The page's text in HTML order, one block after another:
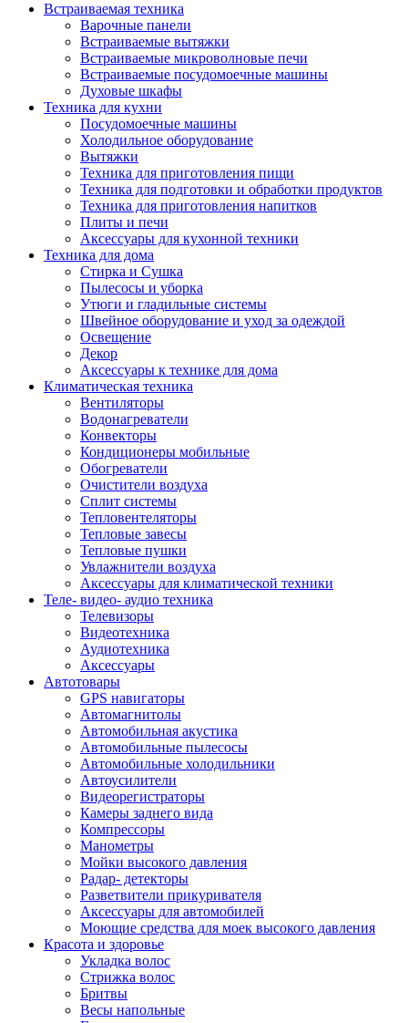
Встраиваемая техника
Варочные панели
Встраиваемые вытяжки
Встраиваемые микроволновые печи
Встраиваемые посудомоечные машины
Духовые шкафы
Техника для кухни
Посудомоечные машины
Холодильное оборудование
Вытяжки
Техника для приготовления пищи
Техника для подготовки и обработки продуктов
Техника для приготовления напитков
Плиты и печи
Аксессуары для кухонной техники
Техника для дома
Стирка и Сушка
Пылесосы и уборка
Утюги и гладильные системы
Швейное оборудование и уход за одеждой
Освещение
Декор
Аксессуары к технике для дома
Климатическая техника
Вентиляторы
Водонагреватели
Конвекторы
Кондиционеры мобильные
Обогреватели
Очистители воздуха
Сплит системы
Тепловентеляторы
Тепловые завесы
Тепловые пушки
Увлажнители воздуха
Аксессуары для климатической техники
Теле- видео- аудио техника
Телевизоры
Видеотехника
Аудиотехника
Аксессуары
Автотовары
GPS навигаторы
Автомагнитолы
Автомобильная акустика
Автомобильные пылесосы
Автомобильные холодильники
Автоусилители
Видеорегистраторы
Камеры заднего вида
Компрессоры
Манометры
Мойки высокого давления
Радар- детекторы
Разветвители прикуривателя
Аксессуары для автомобилей
Моющие средства для моек высокого давления
Красота и здоровье
Укладка волос
Стрижка волос
Бритвы
Весы напольные